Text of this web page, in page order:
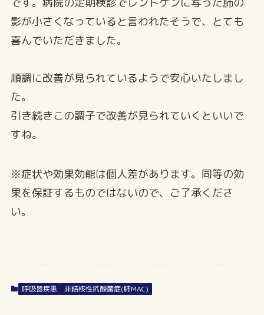
影が小さくなっていると言われたそうで、とても
喜んでいただきました。
順調に改善が見られているようで安心いたしまし
た。
引き続きこの調子で改善が見られていくといいで
すね。
※症状や効果効能は個人差があります。同等の効
果を保証するものではないので、ご了承くださ
い。
呼吸器疾患 非結核性抗酸菌症(肺MAC)